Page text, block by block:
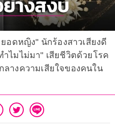
อดหญิง" นักร้องสาวเสียงดี
ำไมไม่มา" เสียชีวิตด้วยโรค
ลางความเสียใจของคนใน